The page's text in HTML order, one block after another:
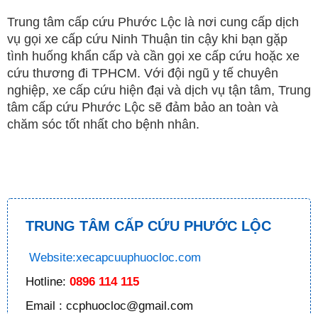
Trung tâm cấp cứu Phước Lộc là nơi cung cấp dịch
vụ gọi xe cấp cứu Ninh Thuận tin cậy khi bạn gặp
tình huống khẩn cấp và cần gọi xe cấp cứu hoặc xe
cứu thương đi TPHCM. Với đội ngũ y tế chuyên
nghiệp, xe cấp cứu hiện đại và dịch vụ tận tâm, Trung
tâm cấp cứu Phước Lộc sẽ đảm bảo an toàn và
chăm sóc tốt nhất cho bệnh nhân.
TRUNG TÂM CẤP CỨU PHƯỚC LỘC
Website:xecapcuuphuocloc.com
Hotline: 0896 114 115
Email : ccphuocloc@gmail.com